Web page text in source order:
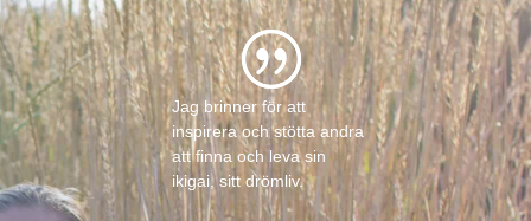
Jag brinner för att
inspirera och stötta andra
att finna och leva sin
ikigai, sitt drömliv.